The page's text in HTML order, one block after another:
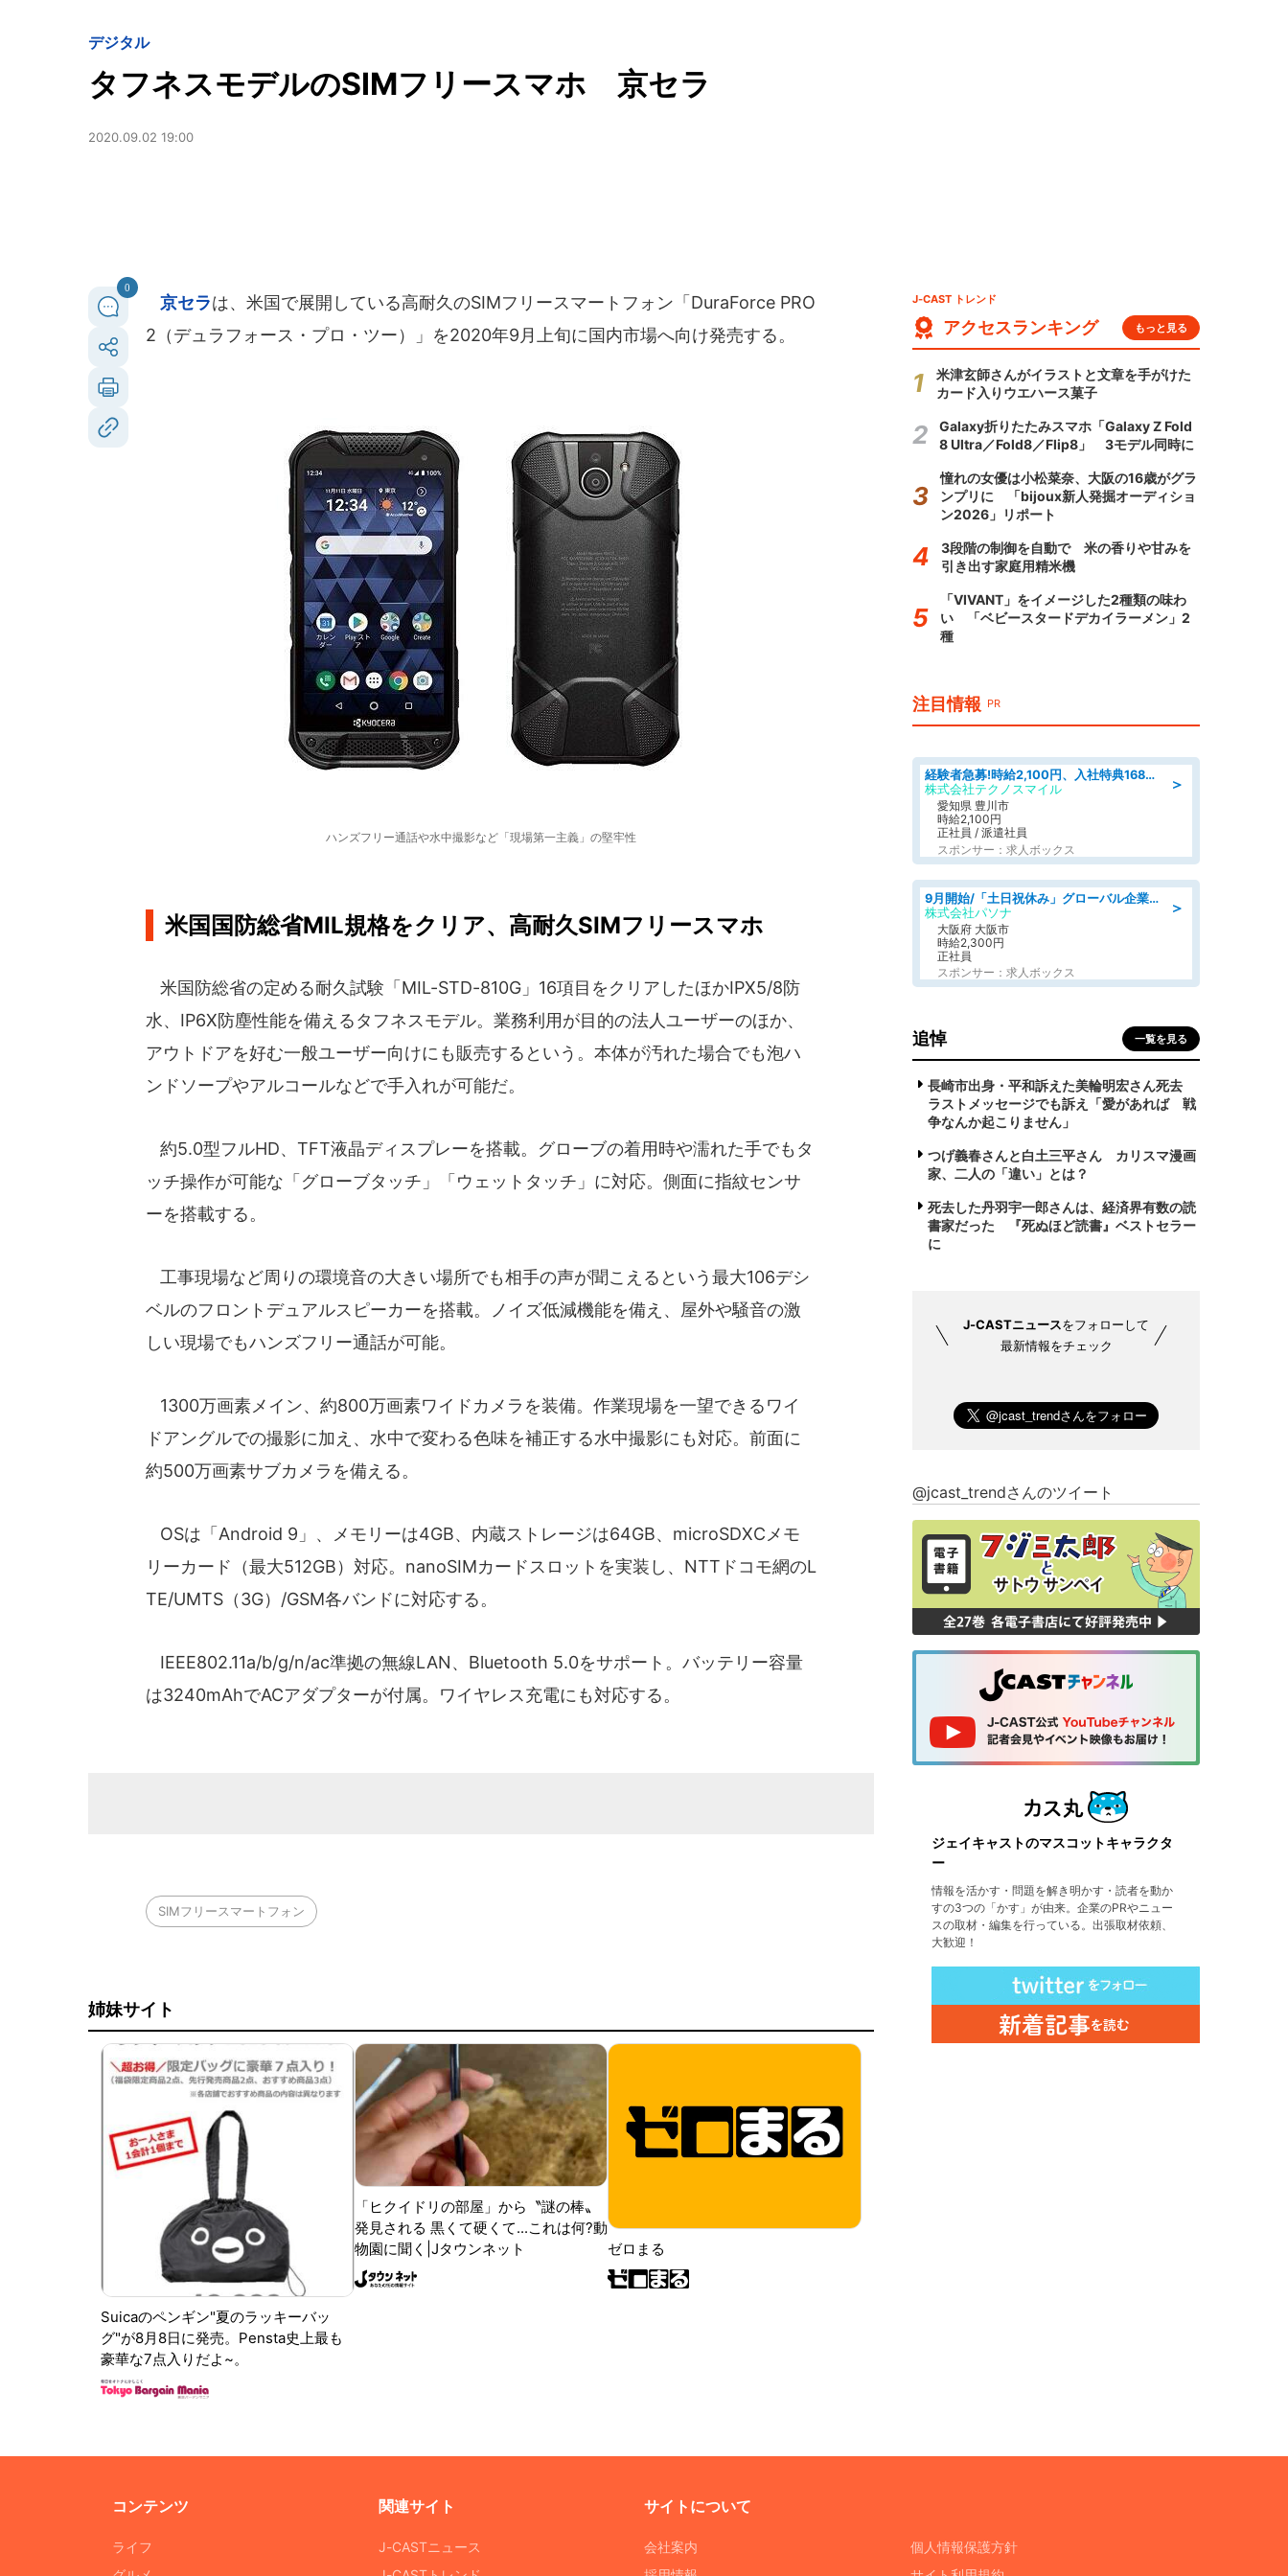
デジタル
タフネスモデルのSIMフリースマホ 京セラ
2020.09.02 19:00
0
京セラは、米国で展開している高耐久のSIMフリースマートフォン「DuraForce PRO
2（デュラフォース・プロ・ツー）」を2020年9月上旬に国内市場へ向け発売する。
ハンズフリー通話や水中撮影など「現場第一主義」の堅牢性
米国国防総省MIL規格をクリア、高耐久SIMフリースマホ
米国防総省の定める耐久試験「MIL-STD-810G」16項目をクリアしたほかIPX5/8防
水、IP6X防塵性能を備えるタフネスモデル。業務利用が目的の法人ユーザーのほか、
アウトドアを好む一般ユーザー向けにも販売するという。本体が汚れた場合でも泡ハ
ンドソープやアルコールなどで手入れが可能だ。
約5.0型フルHD、TFT液晶ディスプレーを搭載。グローブの着用時や濡れた手でもタ
ッチ操作が可能な「グローブタッチ」「ウェットタッチ」に対応。側面に指紋センサ
ーを搭載する。
工事現場など周りの環境音の大きい場所でも相手の声が聞こえるという最大106デシ
ベルのフロントデュアルスピーカーを搭載。ノイズ低減機能を備え、屋外や騒音の激
しい現場でもハンズフリー通話が可能。
1300万画素メイン、約800万画素ワイドカメラを装備。作業現場を一望できるワイ
ドアングルでの撮影に加え、水中で変わる色味を補正する水中撮影にも対応。前面に
約500万画素サブカメラを備える。
OSは「Android 9」、メモリーは4GB、内蔵ストレージは64GB、microSDXCメモ
リーカード（最大512GB）対応。nanoSIMカードスロットを実装し、NTTドコモ網のL
TE/UMTS（3G）/GSM各バンドに対応する。
IEEE802.11a/b/g/n/ac準拠の無線LAN、Bluetooth 5.0をサポート。バッテリー容量
は3240mAhでACアダプターが付属。ワイヤレス充電にも対応する。
SIMフリースマートフォン
姉妹サイト
Suicaのペンギン"夏のラッキーバッ
グ"が8月8日に発売。Pensta史上最も
豪華な7点入りだよ~。
「ヒクイドリの部屋」から〝謎の棒〟
発見される 黒くて硬くて...これは何?動
物園に聞く|Jタウンネット
ゼロまる
J-CAST トレンド
アクセスランキング もっと見る
米津玄師さんがイラストと文章を手がけた
カード入りウエハース菓子
Galaxy折りたたみスマホ「Galaxy Z Fold
8 Ultra／Fold8／Flip8」 3モデル同時に
憧れの女優は小松菜奈、大阪の16歳がグラ
ンプリに 「bijoux新人発掘オーディショ
ン2026」リポート
3段階の制御を自動で 米の香りや甘みを
引き出す家庭用精米機
「VIVANT」をイメージした2種類の味わ
い 「ベビースタードデカイラーメン」2
種
注目情報 PR
＞
経験者急募!時給2,100円、入社特典168万円の自動車製造業務/トヨタ自動車/tutumi
株式会社テクノスマイル
愛知県 豊川市
時給2,100円
正社員 / 派遣社員
スポンサー：求人ボックス
＞
9月開始/「土日祝休み」グローバル企業での産業保健のお仕事/保健師/高時給/残業なし/服装自由
株式会社パソナ
大阪府 大阪市
時給2,300円
正社員
スポンサー：求人ボックス
追悼 一覧を見る
長崎市出身・平和訴えた美輪明宏さん死去
ラストメッセージでも訴え「愛があれば 戦
争なんか起こりません」
つげ義春さんと白土三平さん カリスマ漫画
家、二人の「違い」とは？
死去した丹羽宇一郎さんは、経済界有数の読
書家だった 『死ぬほど読書』ベストセラー
に
J-CASTニュースをフォローして
最新情報をチェック
@jcast_trendさんのツイート
ジェイキャストのマスコットキャラクタ
ー
情報を活かす・問題を解き明かす・読者を動か
すの3つの「かす」が由来。企業のPRやニュー
スの取材・編集を行っている。出張取材依頼、
大歓迎！
コンテンツ
ライフ
関連サイト
J-CASTニュース
サイトについて
会社案内
個人情報保護方針